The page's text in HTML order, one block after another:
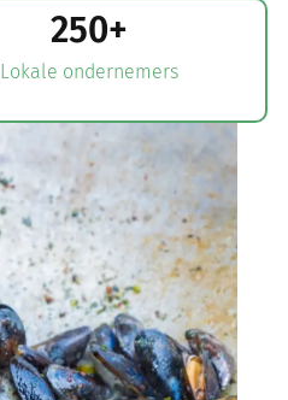
Lokale ondernemers
250+